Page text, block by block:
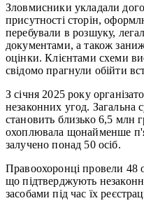
Зловмисники укладали
присутності сторін,
перебували в розшуку,
документами, а також
оцінки. Клієнтами схеми
свідомо прагнули обійти
З січня 2025 року
незаконних угод. Загальна
становить близько 6,5 млн
охоплювала щонайменше
залучено понад 50 осіб.
Правоохоронці провели 48
що підтверджують
засобами під час їх